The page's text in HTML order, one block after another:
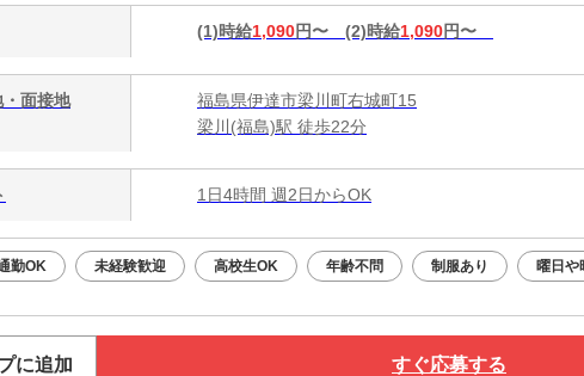
(1)時給1,090円〜 (2)時給1,090円〜
面接地
福島県伊達市梁川町右城町15
梁川(福島)駅 徒歩22分
1日4時間 週2日からOK
勤OK 未経験歓迎 高校生OK 年齢不問 制服あり 曜日や
に追加 すぐ応募する